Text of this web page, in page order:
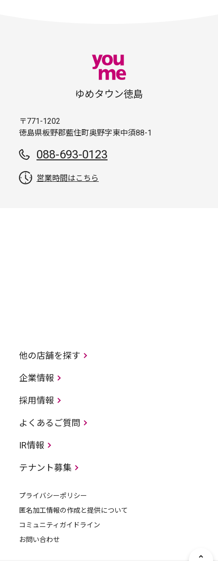
ゆめタウン徳島
〒771-1202
徳島県板野郡藍住町奥野字東中須88-1
088-693-0123
営業時間はこちら
他の店舗を探す
企業情報
採用情報
よくあるご質問
IR情報
テナント募集
プライバシーポリシー
匿名加工情報の作成と提供について
コミュニティガイドライン
お問い合わせ